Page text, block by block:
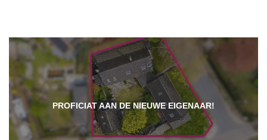
PROFICIAT AAN DE NIEUWE EIGENAAR!